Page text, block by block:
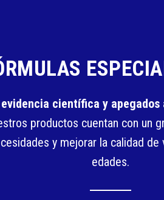
evidencia científica y
productos cuentan con un
y mejorar la calidad
edades.